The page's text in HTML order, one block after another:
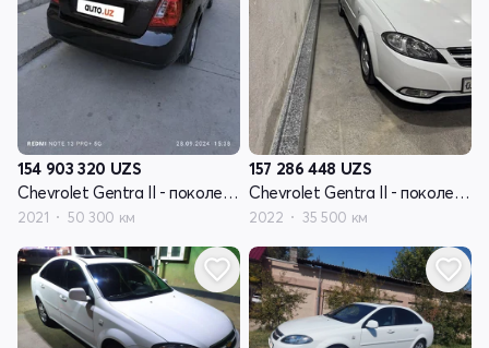
154 903 320 UZS
Chevrolet Gentra II - поколение
2021 50 300 км
157 286 448 UZS
Chevrolet Gentra II - поколение
2022 35 500 км